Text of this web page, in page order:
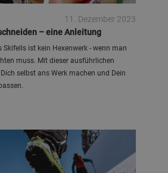
11. Dezember 2023
– eine Anleitung
Skifells ist kein Hexenwerk - wenn man
muss. Mit dieser ausführlichen
selbst ans Werk machen und Dein